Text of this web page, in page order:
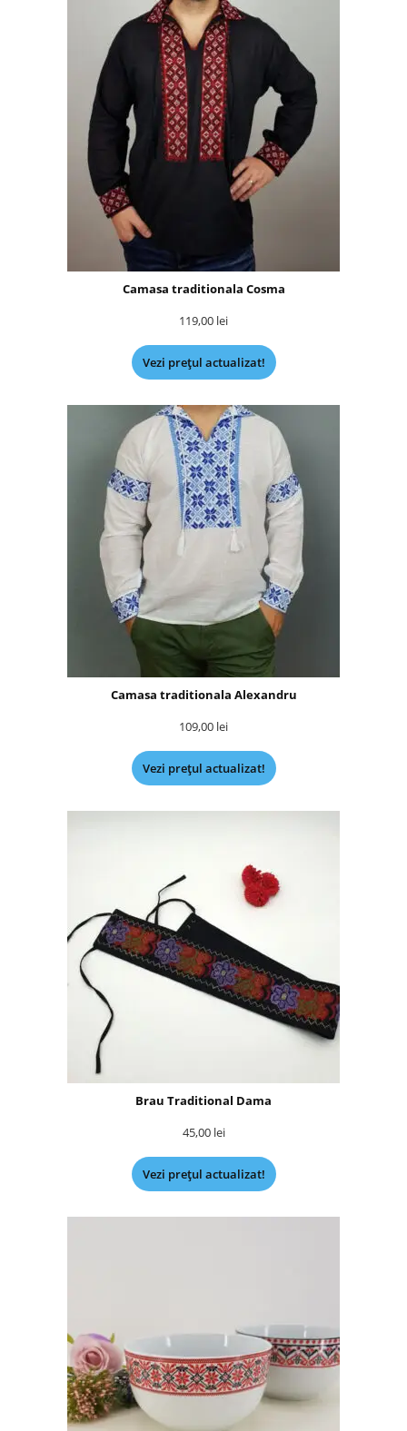
Camasa traditionala Cosma
119,00 lei
Vezi prețul actualizat!
Camasa traditionala Alexandru
109,00 lei
Vezi prețul actualizat!
Brau Traditional Dama
45,00 lei
Vezi prețul actualizat!